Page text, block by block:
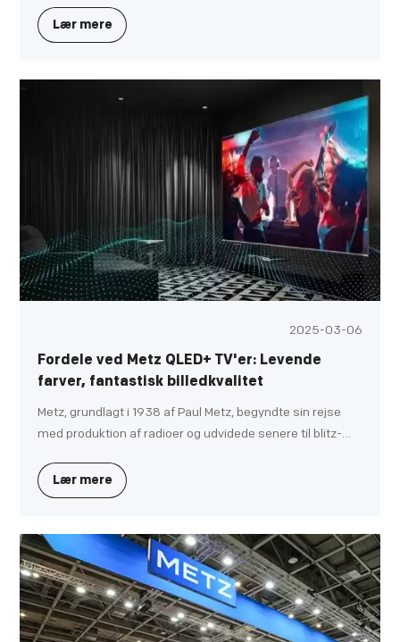
succes etableret sig på flere førende e-handels- og
detailplatforme og styrket sin position på nøglemarkeder
Lær mere
2025-03-06
Fordele ved Metz QLED+ TV'er: Levende
farver, fantastisk billedkvalitet
Metz, grundlagt i 1938 af Paul Metz, begyndte sin rejse
med produktion af radioer og udvidede senere til blitz-
Metz løbende udvidet sit virksomhedsbrand.
Lær mere